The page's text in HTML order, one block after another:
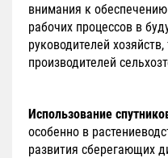
внимания к
рабочих процессов в
руководителей
производителей
Использование
особенно в
развития сберегающих